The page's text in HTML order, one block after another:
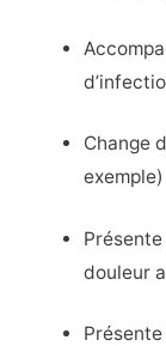
Change
exemple)
douleur